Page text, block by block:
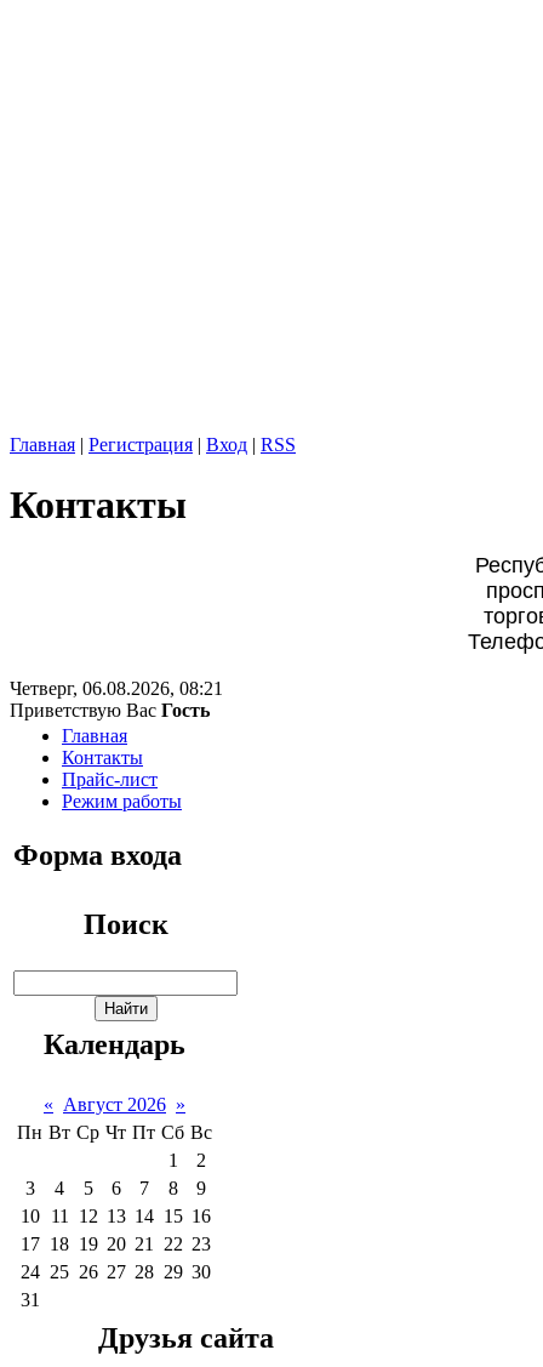
Главная | Регистрация | Вход | RSS
Контакты
Четверг, 06.08.2026, 08:21
Приветствую Вас Гость
Главная
Контакты
Прайс-лист
Режим работы
Форма входа
Поиск
Календарь
« Август 2026 »
Пн Вт Ср Чт Пт Сб Вс
1
2
3
4 5 6 7 8
9
10
11 12 13 14 15 16
17 18 19 20 21 22 23
24 25 26 27 28 29 30
31
Друзья сайта